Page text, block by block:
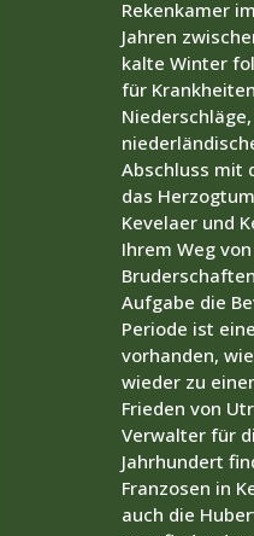
Rekenkamer
Jahren
kalte Winter
für
Abschluss mit
das
Kevelaer und
Ihrem Weg
Aufgabe die
Periode ist
vorhanden,
wieder zu
Frieden von
Verwalter für
Jahrhundert
Franzosen in
auch die